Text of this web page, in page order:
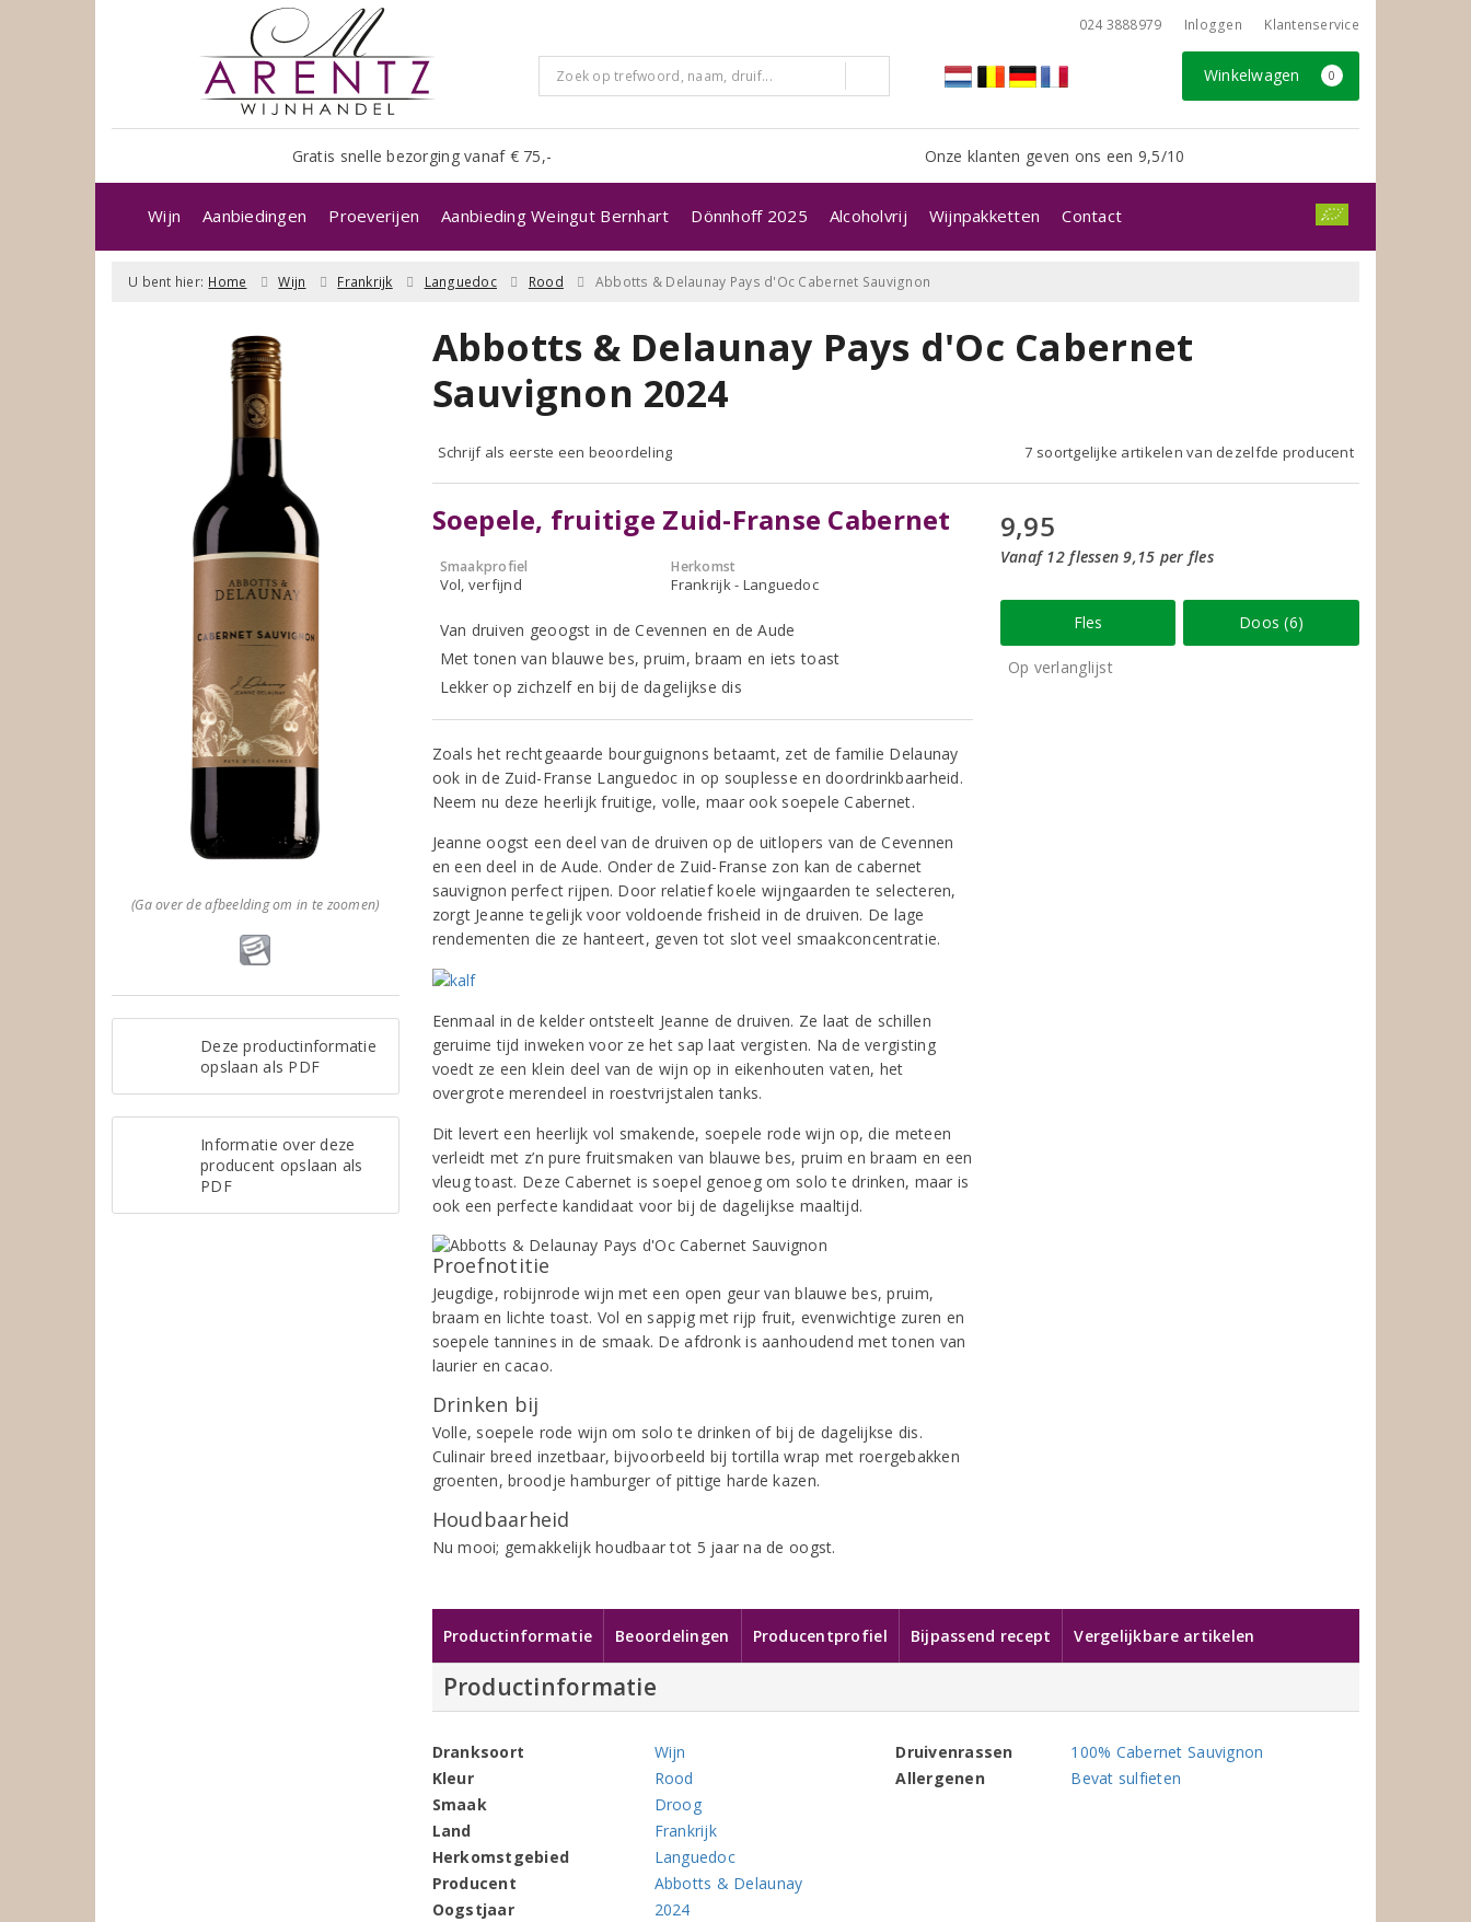
024 3888979 Inloggen Klantenservice
Winkelwagen 0
Gratis snelle bezorging vanaf € 75,- Onze klanten geven ons een 9,5/10
Wijn Aanbiedingen Proeverijen Aanbieding Weingut Bernhart Dönnhoff 2025 Alcoholvrij Wijnpakketten Contact
U bent hier: Home Wijn Frankrijk Languedoc Rood Abbotts & Delaunay Pays d'Oc Cabernet Sauvignon
(Ga over de afbeelding om in te zoomen)
Deze productinformatie
opslaan als PDF
Informatie over deze
producent opslaan als
PDF
Abbotts & Delaunay Pays d'Oc Cabernet
Sauvignon 2024
Schrijf als eerste een beoordeling 7 soortgelijke artikelen van dezelfde producent
Soepele, fruitige Zuid-Franse Cabernet
Smaakprofiel
Vol, verfijnd
Herkomst
Frankrijk - Languedoc
Van druiven geoogst in de Cevennen en de Aude
Met tonen van blauwe bes, pruim, braam en iets toast
Lekker op zichzelf en bij de dagelijkse dis
Zoals het rechtgeaarde bourguignons betaamt, zet de familie Delaunay
ook in de Zuid-Franse Languedoc in op souplesse en doordrinkbaarheid.
Neem nu deze heerlijk fruitige, volle, maar ook soepele Cabernet.
Jeanne oogst een deel van de druiven op de uitlopers van de Cevennen
en een deel in de Aude. Onder de Zuid-Franse zon kan de cabernet
sauvignon perfect rijpen. Door relatief koele wijngaarden te selecteren,
zorgt Jeanne tegelijk voor voldoende frisheid in de druiven. De lage
rendementen die ze hanteert, geven tot slot veel smaakconcentratie.
Eenmaal in de kelder ontsteelt Jeanne de druiven. Ze laat de schillen
geruime tijd inweken voor ze het sap laat vergisten. Na de vergisting
voedt ze een klein deel van de wijn op in eikenhouten vaten, het
overgrote merendeel in roestvrijstalen tanks.
Dit levert een heerlijk vol smakende, soepele rode wijn op, die meteen
verleidt met z’n pure fruitsmaken van blauwe bes, pruim en braam en een
vleug toast. Deze Cabernet is soepel genoeg om solo te drinken, maar is
ook een perfecte kandidaat voor bij de dagelijkse maaltijd.
Proefnotitie
Jeugdige, robijnrode wijn met een open geur van blauwe bes, pruim,
braam en lichte toast. Vol en sappig met rijp fruit, evenwichtige zuren en
soepele tannines in de smaak. De afdronk is aanhoudend met tonen van
laurier en cacao.
Drinken bij
Volle, soepele rode wijn om solo te drinken of bij de dagelijkse dis.
Culinair breed inzetbaar, bijvoorbeeld bij tortilla wrap met roergebakken
groenten, broodje hamburger of pittige harde kazen.
Houdbaarheid
Nu mooi; gemakkelijk houdbaar tot 5 jaar na de oogst.
9,95
Vanaf 12 flessen 9,15 per fles
Fles Doos (6)
Op verlanglijst
Productinformatie Beoordelingen Producentprofiel Bijpassend recept Vergelijkbare artikelen
Productinformatie
Dranksoort
Wijn
Kleur
Rood
Smaak
Droog
Land
Frankrijk
Herkomstgebied
Languedoc
Producent
Abbotts & Delaunay
Oogstjaar
2024
Druivenrassen
100% Cabernet Sauvignon
Allergenen
Bevat sulfieten